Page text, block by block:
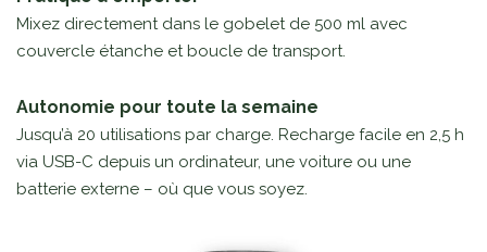
Mixez directement dans le gobelet de 500 ml avec
couvercle étanche et boucle de transport.
Autonomie pour toute la semaine
Jusqu’à 20 utilisations par charge. Recharge facile en 2,5 h
via USB-C depuis un ordinateur, une voiture ou une
batterie externe – où que vous soyez.